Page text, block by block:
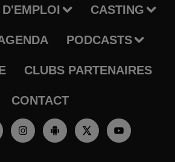
CASTING
PODCASTS
CLUBS PARTENAIRES
CONTACT